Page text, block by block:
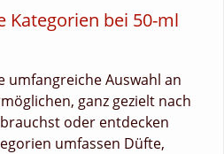
Kategorien bei 50-ml
umfangreiche Auswahl an
ganz gezielt nach
oder entdecken
umfassen Düfte,